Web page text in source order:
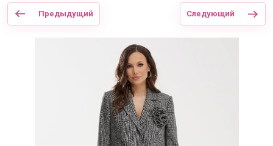
Предыдущий Следующий